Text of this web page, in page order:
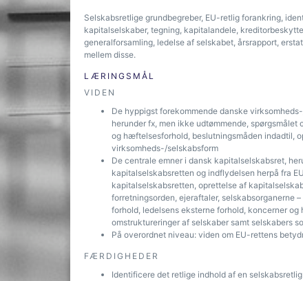
Selskabsretlige grundbegreber, EU-retlig forankring,
kapitalselskaber, tegning, kapitalandele,
generalforsamling, ledelse af selskabet, årsrapport,
mellem disse.
LÆRINGSMÅL
VIDEN
De hyppigst forekommende danske
herunder fx, men ikke udtømmende,
og hæftelsesforhold, beslutningsmåden indadtil,
virksomheds-/selskabsform
De centrale emner i dansk kapitalselskabsret,
kapitalselskabsretten og indflydelsen herpå fra
kapitalselskabsretten, oprettelse af
forretningsorden, ejeraftaler, selskabsorganerne
forhold, ledelsens eksterne forhold, koncerner
omstruktureringer af selskaber samt selskabers
På overordnet niveau: viden om EU-rettens
FÆRDIGHEDER
Identificere det retlige indhold af en